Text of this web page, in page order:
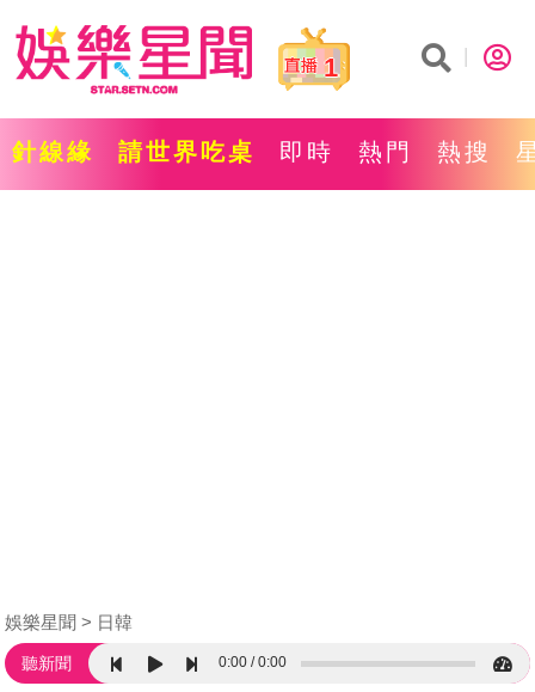
1
針線緣 請世界吃桌 即時 熱門 熱搜
娛樂星聞 日韓
聽新聞 0:00 0:00